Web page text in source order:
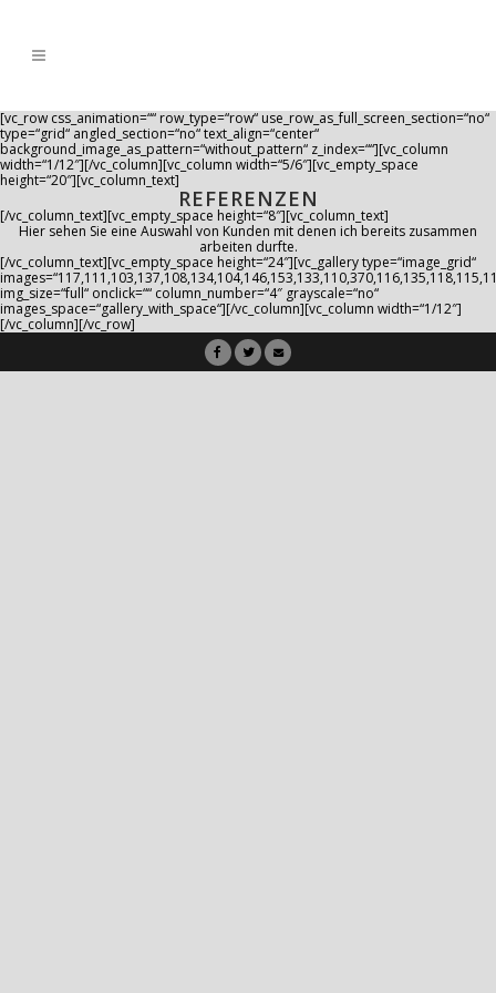
[vc_row css_animation=““ row_type=“row“ use_row_as_full_screen_section=“no“
type=“grid“ angled_section=“no“ text_align=“center“
background_image_as_pattern=“without_pattern“ z_index=““][vc_column
width=“1/12″][/vc_column][vc_column width=“5/6″][vc_empty_space
height=“20″][vc_column_text]
REFERENZEN
[/vc_column_text][vc_empty_space height=“8″][vc_column_text]
Hier sehen Sie eine Auswahl von Kunden mit denen ich bereits zusammen
arbeiten durfte.
[/vc_column_text][vc_empty_space height=“24″][vc_gallery type=“image_grid“
img_size=“full“ onclick=““ column_number=“4″ grayscale=“no“
images_space=“gallery_with_space“][/vc_column][vc_column width=“1/12″]
[/vc_column][/vc_row]